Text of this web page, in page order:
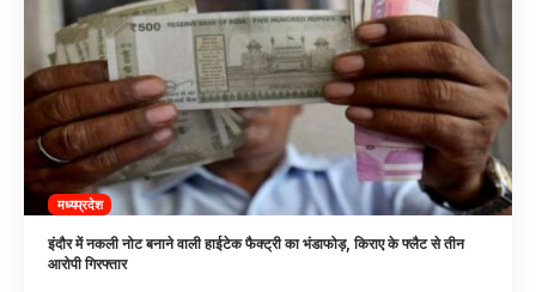
मध्यप्रदेश
इंदौर में नकली नोट बनाने वाली हाईटेक फैक्ट्री का भंडाफोड़, किराए के फ्लैट से तीन
आरोपी गिरफ्तार